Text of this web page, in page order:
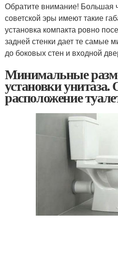
Обратите внимание! Большая
советской эры имеют такие
установка компакта ровно
задней стенки дает те самые
до боковых стен и входной
Минимальные
установки унитаза.
расположение